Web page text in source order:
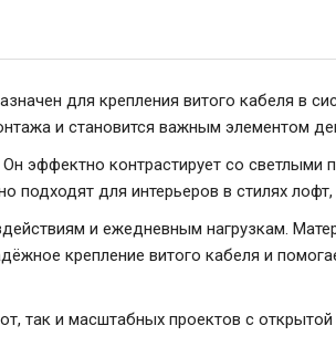
для крепления витого кабеля в
и становится важным элементом
эффектно контрастирует со светлыми
для интерьеров в стилях
и ежедневным нагрузкам.
крепление витого кабеля и
так и масштабных проектов с